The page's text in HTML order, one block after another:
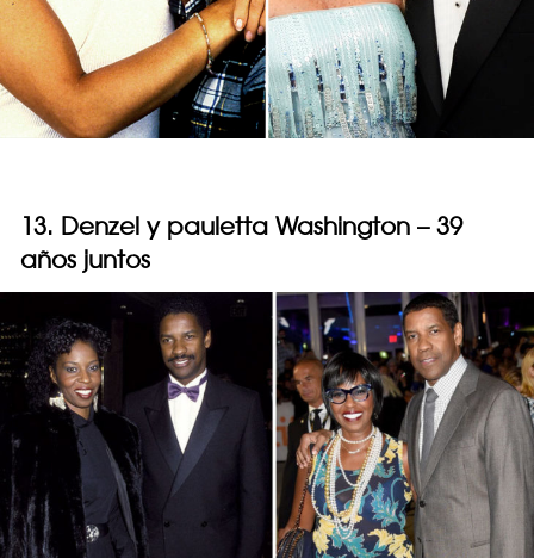
13. Denzel y pauletta Washington – 39
años juntos